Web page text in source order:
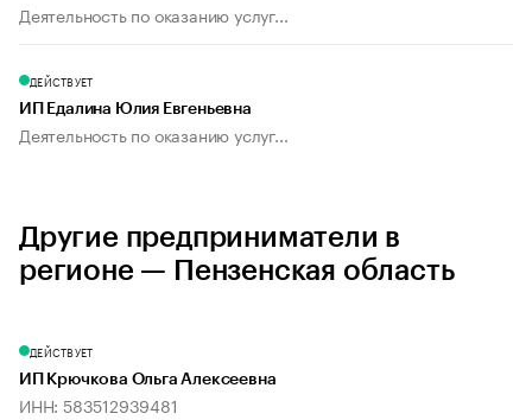
Деятельность по оказанию услуг...
ДЕЙСТВУЕТ
ИП Едалина Юлия Евгеньевна
Деятельность по оказанию услуг...
Другие предприниматели в
регионе — Пензенская область
ДЕЙСТВУЕТ
ИП Крючкова Ольга Алексеевна
ИНН: 583512939481